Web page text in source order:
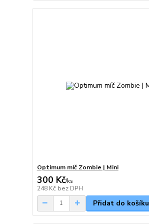
Optimum míč Zombie | Mini
300 Kč/ks
248 Kč bez DPH
Přidat do košíku